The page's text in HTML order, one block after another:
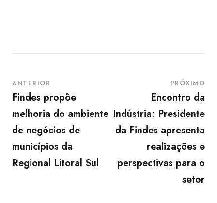
ANTERIOR
Findes propõe
melhoria do ambiente
de negócios de
municípios da
Regional Litoral Sul
PRÓXIMO
Encontro da
Indústria: Presidente
da Findes apresenta
realizações e
perspectivas para o
setor